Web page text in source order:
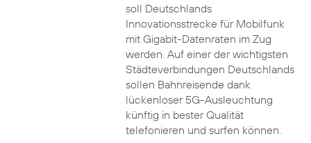
soll Deutschlands
Innovationsstrecke für Mobilfunk
mit Gigabit-Datenraten im Zug
werden. Auf einer der wichtigsten
Städteverbindungen Deutschlands
sollen Bahnreisende dank
lückenloser 5G-Ausleuchtung
künftig in bester Qualität
telefonieren und surfen können.